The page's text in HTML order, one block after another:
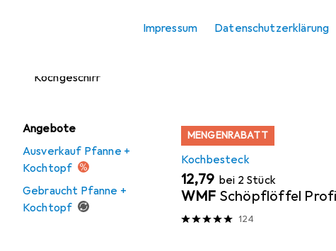
Impressum Datenschutzerklärung
Kochgeschirr
Angebote
Ausverkauf Pfanne +
Kochtopf
Gebraucht Pfanne +
Kochtopf
MENGENRABATT
Kochbesteck
EUR
12,79 bei 2 Stück
WMF Schöpflöffel Profi
124